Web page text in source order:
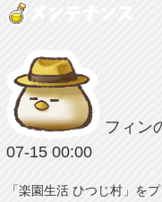
フィン
07-15 00:00
「楽園生活 ひつじ村」を